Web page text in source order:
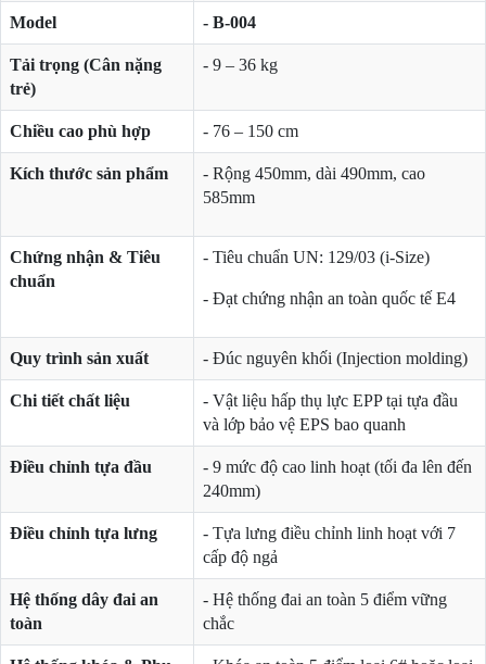
Model - B-004
Tải trọng (Cân nặng
trẻ)
- 9 – 36 kg
Chiều cao phù hợp - 76 – 150 cm
Kích thước sản phẩm
- Rộng 450mm, dài 490mm, cao
585mm
Chứng nhận & Tiêu
chuẩn
- Tiêu chuẩn UN: 129/03 (i-Size)
- Đạt chứng nhận an toàn quốc tế E4
Quy trình sản xuất - Đúc nguyên khối (Injection molding)
Chi tiết chất liệu
- Vật liệu hấp thụ lực EPP tại tựa đầu
và lớp bảo vệ EPS bao quanh
Điều chỉnh tựa đầu
- 9 mức độ cao linh hoạt (tối đa lên đến
240mm)
Điều chỉnh tựa lưng
- Tựa lưng điều chỉnh linh hoạt với 7
cấp độ ngả
Hệ thống dây đai an
toàn
- Hệ thống đai an toàn 5 điểm vững
chắc